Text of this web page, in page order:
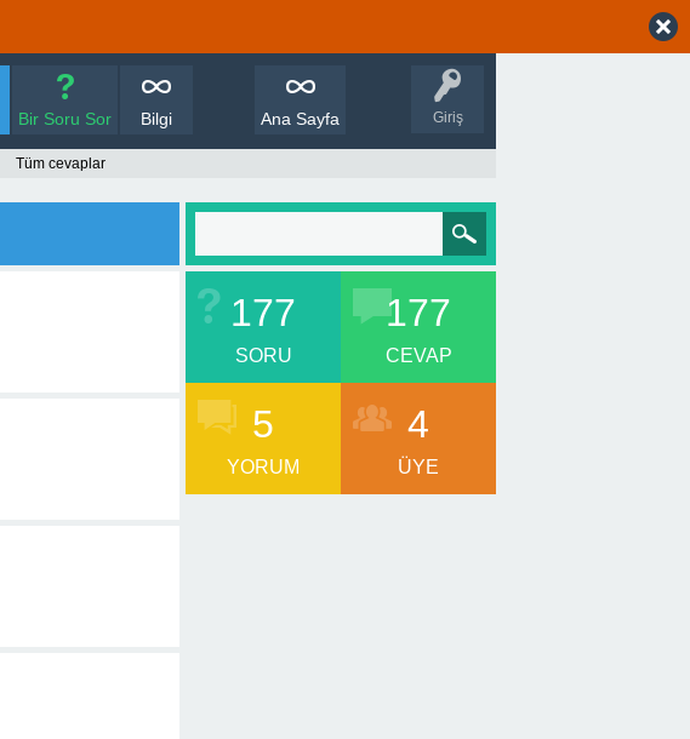
Giriş
Bir Soru Sor Bilgi Ana Sayfa
Tüm cevaplar
177
SORU
177
CEVAP
5
YORUM
4
ÜYE